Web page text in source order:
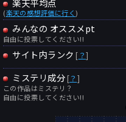
(楽天の感想評価に行く)
みんなの オススメpt
自由に投票してください!!
サイト内ランク [ ？]
ミステリ成分 [？ ]
この作品はミステリ？
自由に投票してください!!